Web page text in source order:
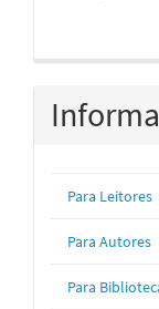
Para Leitores
Para Autores
Para